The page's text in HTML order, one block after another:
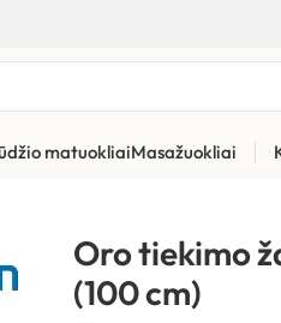
matuokliaiMasažuokliai
inhaliatoriams (100 cm)
Oro tiekimo
(100 cm)